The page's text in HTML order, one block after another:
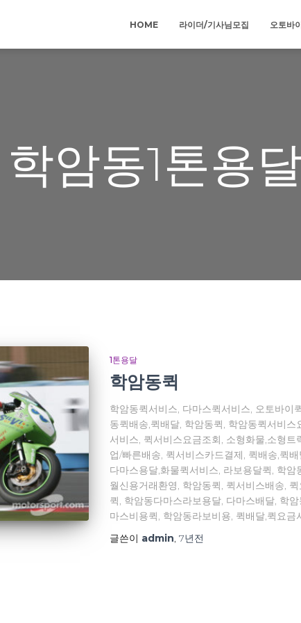
HOME 라이더/기사님모집 오토바
학암동1톤용
1톤용달
학암동퀵
학암동퀵서비스, 다마스퀵서비스, 오토바이
동퀵배송,퀵배달, 학암동퀵, 학암동퀵서비
서비스, 퀵서비스요금조회, 소형화물,소형
업/빠른배송, 퀵서비스카드결제, 퀵배송,퀵
다마스용달,화물퀵서비스, 라보용달퀵, 학
월신용거래환영, 학암동퀵, 퀵서비스배송,
퀵, 학암동다마스라보용달, 다마스배달, 학
마스비용퀵, 학암동라보비용, 퀵배달,퀵요금
글쓴이 admin, 7년전